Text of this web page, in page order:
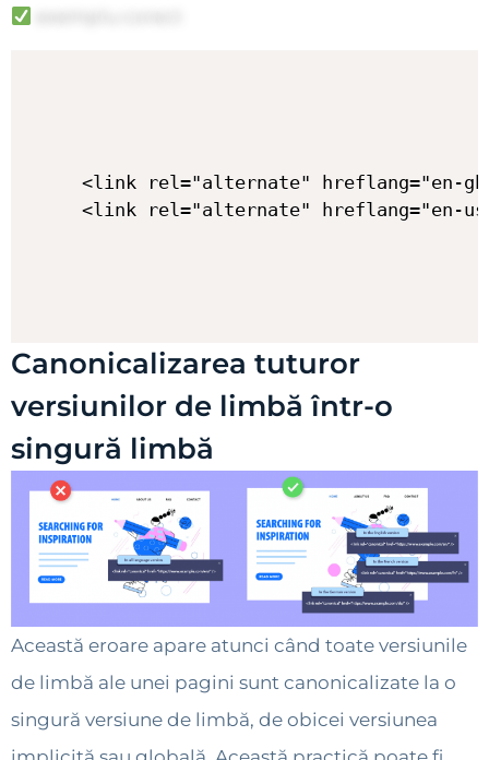
<link rel="alternate" hreflang="en-
Canonicalizarea tuturor
versiunilor de limbă într-o
singură limbă
Această eroare apare atunci când toate versiunile
de limbă ale unei pagini sunt canonicalizate la o
singură versiune de limbă, de obicei versiunea